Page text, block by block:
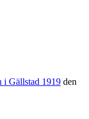
i Gällstad 1919 den